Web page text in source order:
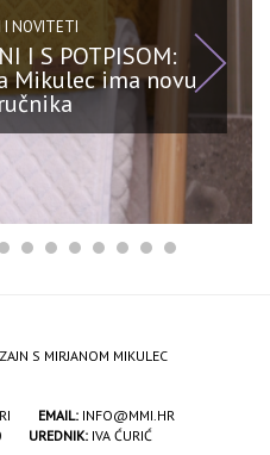
I NOVITETI
I S POTPISOM:
Mikulec ima novu
S MIRJANOM MIKULEC
EMAIL: INFO@MMI.HR
UREDNIK: IVA ĆURIĆ